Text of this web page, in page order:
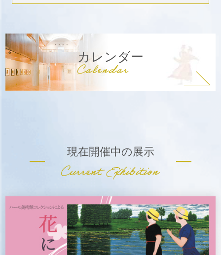
カレンダー
現在開催中の展示